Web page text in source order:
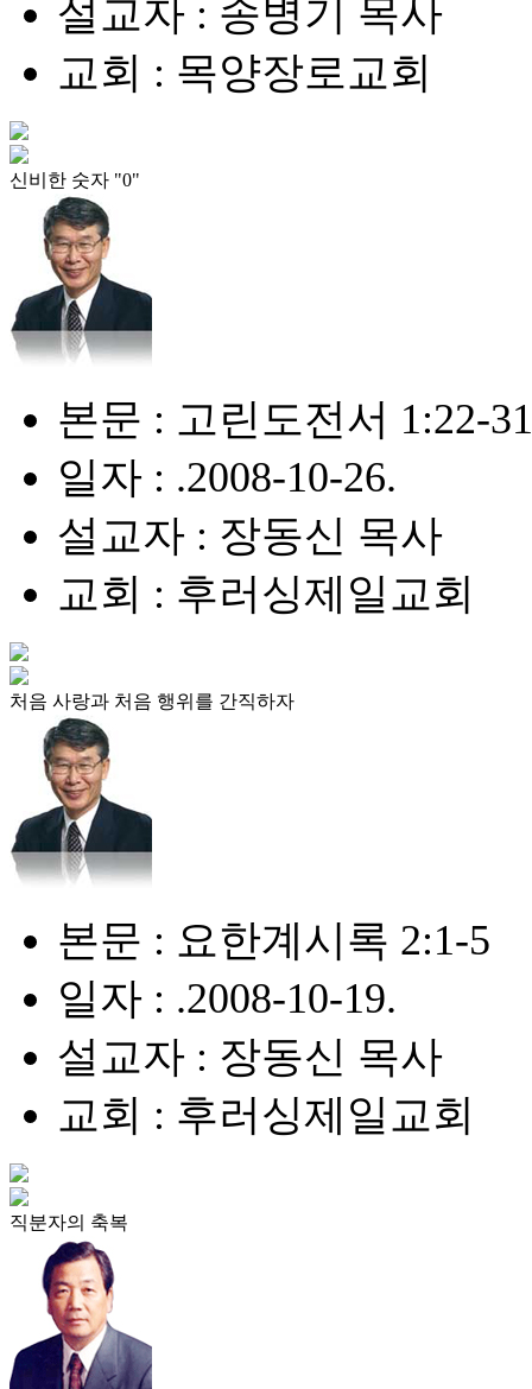
설교자 : 송병기 목사
교회 : 목양장로교회
신비한 숫자 "0"
본문 : 고린도전서 1:22-31
일자 : .2008-10-26.
설교자 : 장동신 목사
교회 : 후러싱제일교회
처음 사랑과 처음 행위를 간직하자
본문 : 요한계시록 2:1-5
일자 : .2008-10-19.
설교자 : 장동신 목사
교회 : 후러싱제일교회
직분자의 축복